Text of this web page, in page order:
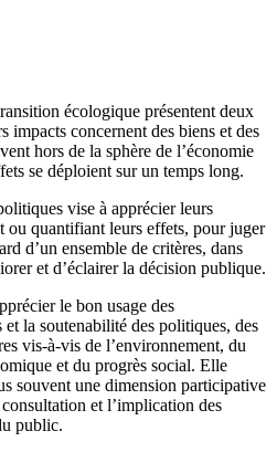
écologique présentent deux
impacts concernent des biens et des
hors de la sphère de l’économie
se déploient sur un temps long.
vise à apprécier leurs
ou quantifiant leurs effets, pour juger
d’un ensemble de critères, dans
et d’éclairer la décision publique.
le bon usage des
la soutenabilité des politiques, des
vis-à-vis de l’environnement, du
et du progrès social. Elle
souvent une dimension participative
et l’implication des
public.